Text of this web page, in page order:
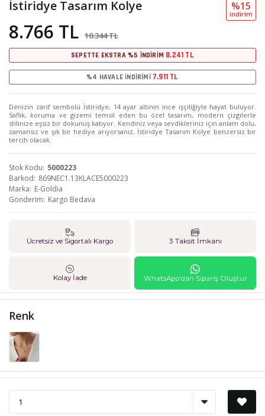
İstiridye Tasarım Kolye
8.766 TL 10.344 TL
%15
i̇ndi̇ri̇m
SEPETTE EKSTRA %5 İNDİRİM 8.241 TL
%4 HAVALE İNDİRİMİ 7.911 TL
Denizin zarif sembolü İstiridye, 14 ayar altının ince işçiliğiyle hayat buluyor.
Saflık, koruma ve gizemi temsil eden bu özel tasarım, modern çizgilerle
stilinize eşsiz bir dokunuş katıyor. Kendiniz veya sevdikleriniz için anlam dolu,
zamansız ve şık bir hediye arıyorsanız, İstiridye Tasarım Kolye benzersiz bir
tercih olacak.
Stok Kodu 5000223
Barkod 869NEC1.13KLACE5000223
Marka E-Goldia
Gönderim Kargo Bedava
Ücretsiz ve Sigortalı Kargo 3 Taksit İmkanı
Kolay İade WhatsApp'dan Sipariş Oluştur
Renk